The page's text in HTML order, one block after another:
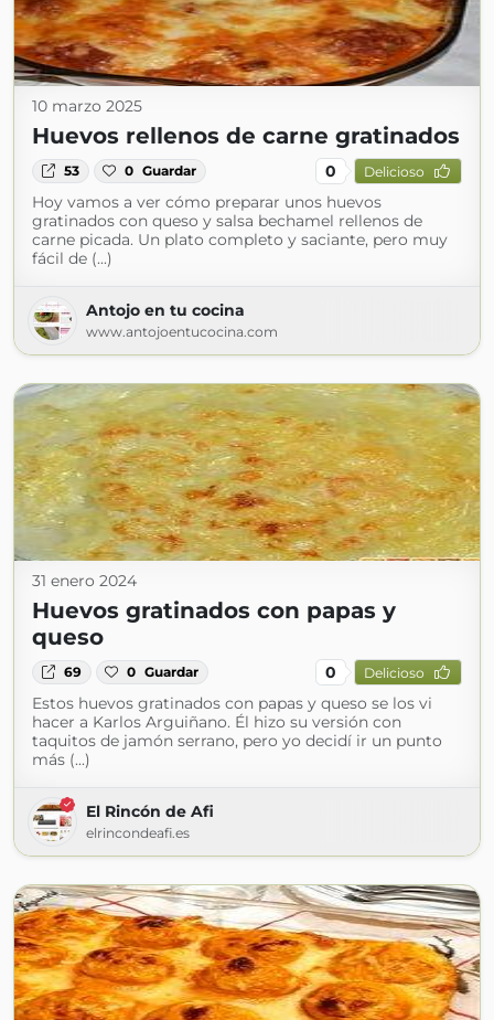
10 marzo 2025
Huevos rellenos de carne gratinados
53 0 Guardar 0 Delicioso
Hoy vamos a ver cómo preparar unos huevos
gratinados con queso y salsa bechamel rellenos de
carne picada. Un plato completo y saciante, pero muy
fácil de (...)
Antojo en tu cocina
www.antojoentucocina.com
31 enero 2024
Huevos gratinados con papas y
queso
69 0 Guardar 0 Delicioso
Estos huevos gratinados con papas y queso se los vi
hacer a Karlos Arguiñano. Él hizo su versión con
taquitos de jamón serrano, pero yo decidí ir un punto
más (...)
El Rincón de Afi
elrincondeafi.es